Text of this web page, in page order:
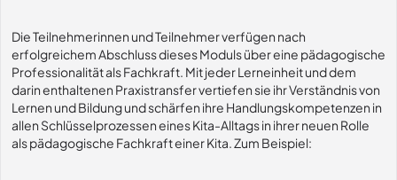
Die Teilnehmerinnen und Teilnehmer verfügen nach
erfolgreichem Abschluss dieses Moduls über eine pädagogische
Professionalität als Fachkraft. Mit jeder Lerneinheit und dem
darin enthaltenen Praxistransfer vertiefen sie ihr Verständnis von
Lernen und Bildung und schärfen ihre Handlungskompetenzen in
allen Schlüsselprozessen eines Kita-Alltags in ihrer neuen Rolle
als pädagogische Fachkraft einer Kita. Zum Beispiel: